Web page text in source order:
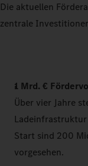
Die aktuellen
zentrale
1 Mrd. €
Über vier Jahre
Start sind 200
vorgesehen.